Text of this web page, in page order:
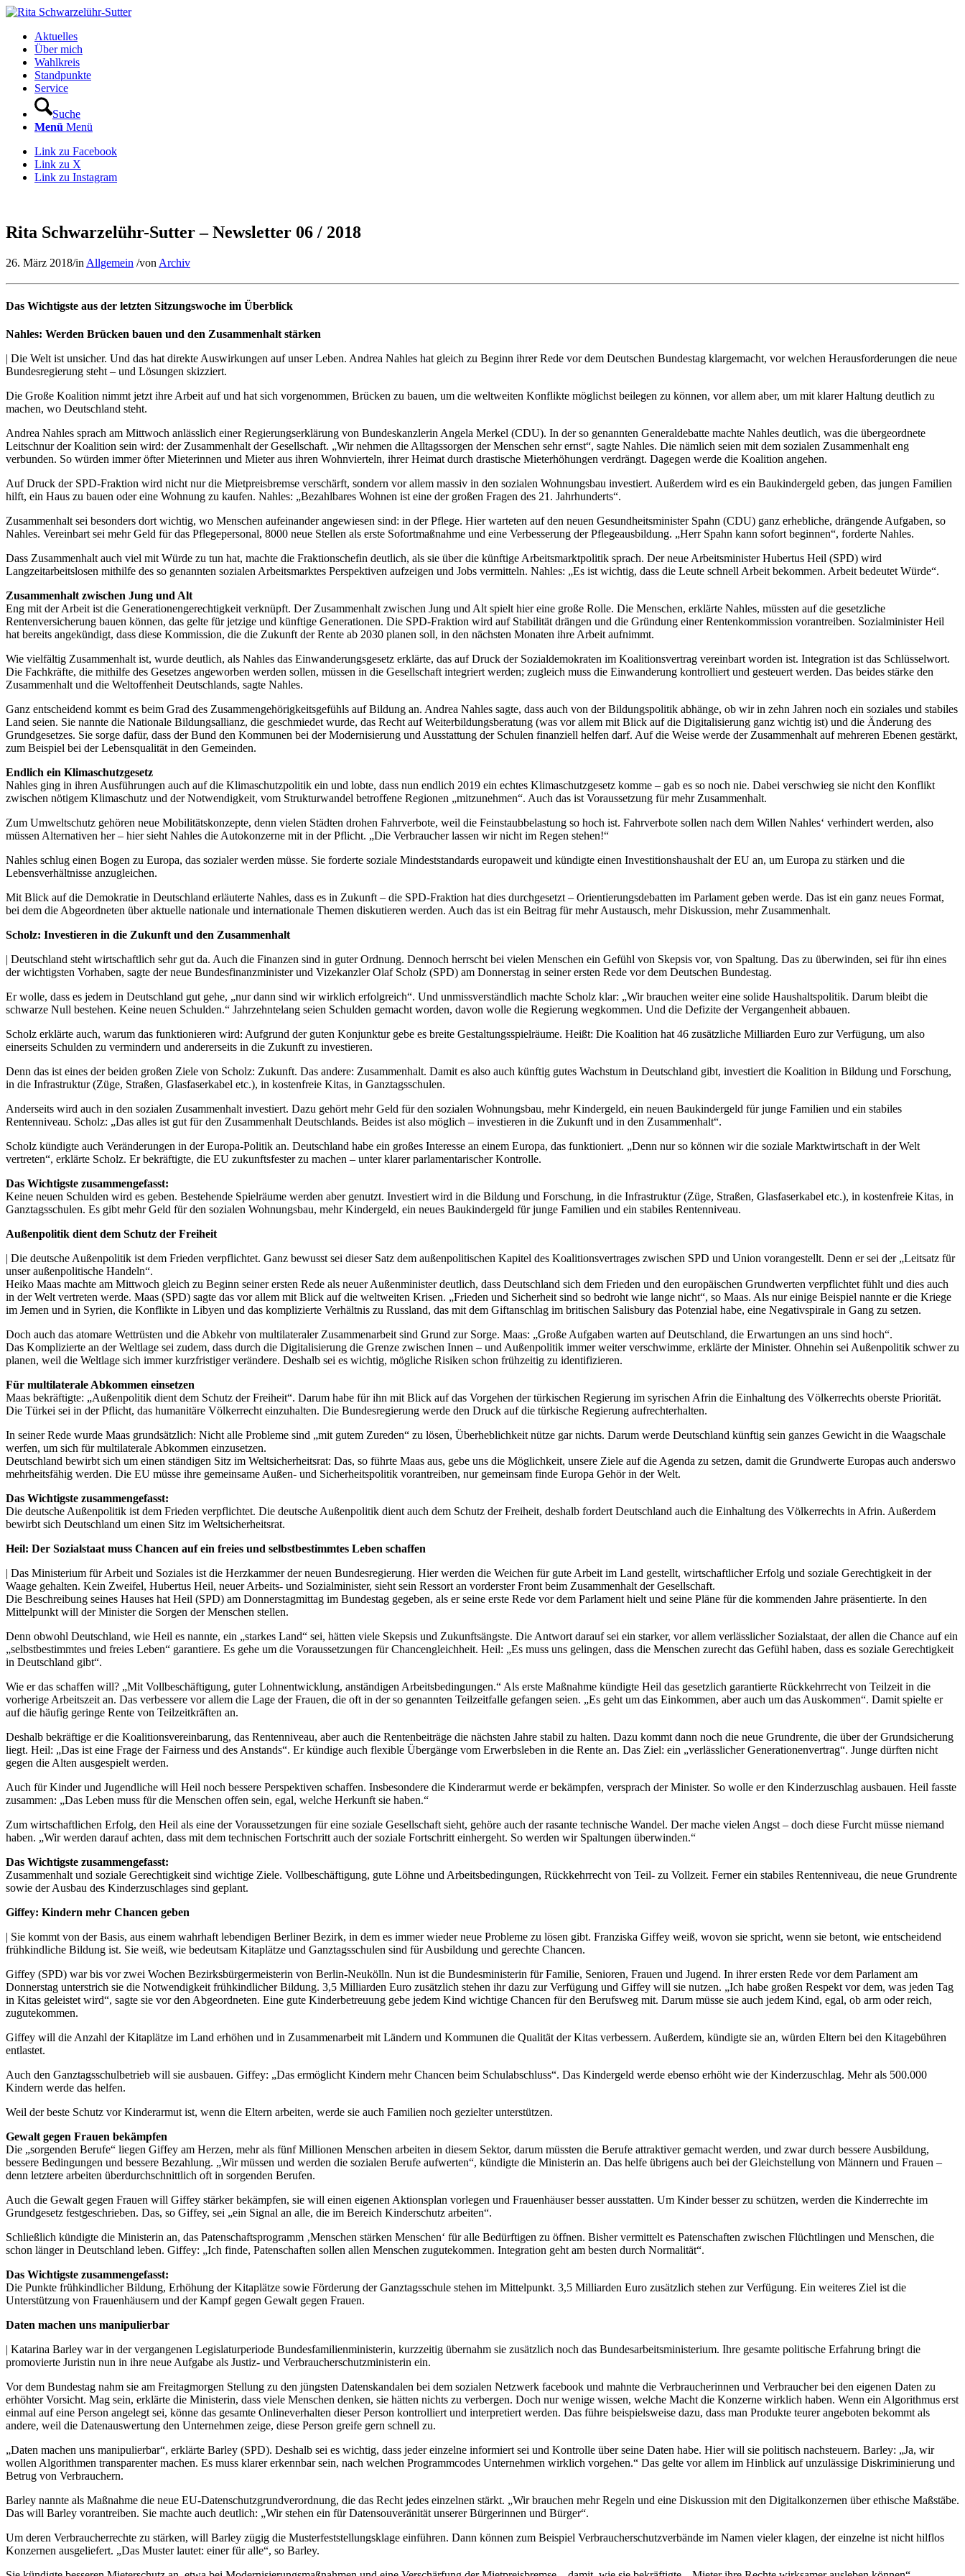
Aktuelles
Über mich
Wahlkreis
Standpunkte
Service
Suche
Menü Menü
Link zu Facebook
Link zu X
Link zu Instagram
Rita Schwarzelühr-Sutter – Newsletter 06 / 2018
26. März 2018/in Allgemein /von Archiv
Das Wichtigste aus der letzten Sitzungswoche im Überblick
Nahles: Werden Brücken bauen und den Zusammenhalt stärken
| Die Welt ist unsicher. Und das hat direkte Auswirkungen auf unser Leben. Andrea Nahles hat gleich zu Beginn ihrer Rede vor dem Deutschen Bundestag klargemacht, vor welchen Herausforderungen die neue
Bundesregierung steht – und Lösungen skizziert.
Die Große Koalition nimmt jetzt ihre Arbeit auf und hat sich vorgenommen, Brücken zu bauen, um die weltweiten Konflikte möglichst beilegen zu können, vor allem aber, um mit klarer Haltung deutlich zu
machen, wo Deutschland steht.
Andrea Nahles sprach am Mittwoch anlässlich einer Regierungserklärung von Bundeskanzlerin Angela Merkel (CDU). In der so genannten Generaldebatte machte Nahles deutlich, was die übergeordnete
Leitschnur der Koalition sein wird: der Zusammenhalt der Gesellschaft. „Wir nehmen die Alltagssorgen der Menschen sehr ernst“, sagte Nahles. Die nämlich seien mit dem sozialen Zusammenhalt eng
verbunden. So würden immer öfter Mieterinnen und Mieter aus ihren Wohnvierteln, ihrer Heimat durch drastische Mieterhöhungen verdrängt. Dagegen werde die Koalition angehen.
Auf Druck der SPD-Fraktion wird nicht nur die Mietpreisbremse verschärft, sondern vor allem massiv in den sozialen Wohnungsbau investiert. Außerdem wird es ein Baukindergeld geben, das jungen Familien
hilft, ein Haus zu bauen oder eine Wohnung zu kaufen. Nahles: „Bezahlbares Wohnen ist eine der großen Fragen des 21. Jahrhunderts“.
Zusammenhalt sei besonders dort wichtig, wo Menschen aufeinander angewiesen sind: in der Pflege. Hier warteten auf den neuen Gesundheitsminister Spahn (CDU) ganz erhebliche, drängende Aufgaben, so
Nahles. Vereinbart sei mehr Geld für das Pflegepersonal, 8000 neue Stellen als erste Sofortmaßnahme und eine Verbesserung der Pflegeausbildung. „Herr Spahn kann sofort beginnen“, forderte Nahles.
Dass Zusammenhalt auch viel mit Würde zu tun hat, machte die Fraktionschefin deutlich, als sie über die künftige Arbeitsmarktpolitik sprach. Der neue Arbeitsminister Hubertus Heil (SPD) wird
Langzeitarbeitslosen mithilfe des so genannten sozialen Arbeitsmarktes Perspektiven aufzeigen und Jobs vermitteln. Nahles: „Es ist wichtig, dass die Leute schnell Arbeit bekommen. Arbeit bedeutet Würde“.
Zusammenhalt zwischen Jung und Alt
Eng mit der Arbeit ist die Generationengerechtigkeit verknüpft. Der Zusammenhalt zwischen Jung und Alt spielt hier eine große Rolle. Die Menschen, erklärte Nahles, müssten auf die gesetzliche
Rentenversicherung bauen können, das gelte für jetzige und künftige Generationen. Die SPD-Fraktion wird auf Stabilität drängen und die Gründung einer Rentenkommission vorantreiben. Sozialminister Heil
hat bereits angekündigt, dass diese Kommission, die die Zukunft der Rente ab 2030 planen soll, in den nächsten Monaten ihre Arbeit aufnimmt.
Wie vielfältig Zusammenhalt ist, wurde deutlich, als Nahles das Einwanderungsgesetz erklärte, das auf Druck der Sozialdemokraten im Koalitionsvertrag vereinbart worden ist. Integration ist das Schlüsselwort.
Die Fachkräfte, die mithilfe des Gesetzes angeworben werden sollen, müssen in die Gesellschaft integriert werden; zugleich muss die Einwanderung kontrolliert und gesteuert werden. Das beides stärke den
Zusammenhalt und die Weltoffenheit Deutschlands, sagte Nahles.
Ganz entscheidend kommt es beim Grad des Zusammengehörigkeitsgefühls auf Bildung an. Andrea Nahles sagte, dass auch von der Bildungspolitik abhänge, ob wir in zehn Jahren noch ein soziales und stabiles
Land seien. Sie nannte die Nationale Bildungsallianz, die geschmiedet wurde, das Recht auf Weiterbildungsberatung (was vor allem mit Blick auf die Digitalisierung ganz wichtig ist) und die Änderung des
Grundgesetzes. Sie sorge dafür, dass der Bund den Kommunen bei der Modernisierung und Ausstattung der Schulen finanziell helfen darf. Auf die Weise werde der Zusammenhalt auf mehreren Ebenen gestärkt,
zum Beispiel bei der Lebensqualität in den Gemeinden.
Endlich ein Klimaschutzgesetz
Nahles ging in ihren Ausführungen auch auf die Klimaschutzpolitik ein und lobte, dass nun endlich 2019 ein echtes Klimaschutzgesetz komme – gab es so noch nie. Dabei verschwieg sie nicht den Konflikt
zwischen nötigem Klimaschutz und der Notwendigkeit, vom Strukturwandel betroffene Regionen „mitzunehmen“. Auch das ist Voraussetzung für mehr Zusammenhalt.
Zum Umweltschutz gehören neue Mobilitätskonzepte, denn vielen Städten drohen Fahrverbote, weil die Feinstaubbelastung so hoch ist. Fahrverbote sollen nach dem Willen Nahles‘ verhindert werden, also
müssen Alternativen her – hier sieht Nahles die Autokonzerne mit in der Pflicht. „Die Verbraucher lassen wir nicht im Regen stehen!“
Nahles schlug einen Bogen zu Europa, das sozialer werden müsse. Sie forderte soziale Mindeststandards europaweit und kündigte einen Investitionshaushalt der EU an, um Europa zu stärken und die
Lebensverhältnisse anzugleichen.
Mit Blick auf die Demokratie in Deutschland erläuterte Nahles, dass es in Zukunft – die SPD-Fraktion hat dies durchgesetzt – Orientierungsdebatten im Parlament geben werde. Das ist ein ganz neues Format,
bei dem die Abgeordneten über aktuelle nationale und internationale Themen diskutieren werden. Auch das ist ein Beitrag für mehr Austausch, mehr Diskussion, mehr Zusammenhalt.
Scholz: Investieren in die Zukunft und den Zusammenhalt
| Deutschland steht wirtschaftlich sehr gut da. Auch die Finanzen sind in guter Ordnung. Dennoch herrscht bei vielen Menschen ein Gefühl von Skepsis vor, von Spaltung. Das zu überwinden, sei für ihn eines
der wichtigsten Vorhaben, sagte der neue Bundesfinanzminister und Vizekanzler Olaf Scholz (SPD) am Donnerstag in seiner ersten Rede vor dem Deutschen Bundestag.
Er wolle, dass es jedem in Deutschland gut gehe, „nur dann sind wir wirklich erfolgreich“. Und unmissverständlich machte Scholz klar: „Wir brauchen weiter eine solide Haushaltspolitik. Darum bleibt die
schwarze Null bestehen. Keine neuen Schulden.“ Jahrzehntelang seien Schulden gemacht worden, davon wolle die Regierung wegkommen. Und die Defizite der Vergangenheit abbauen.
Scholz erklärte auch, warum das funktionieren wird: Aufgrund der guten Konjunktur gebe es breite Gestaltungsspielräume. Heißt: Die Koalition hat 46 zusätzliche Milliarden Euro zur Verfügung, um also
einerseits Schulden zu vermindern und andererseits in die Zukunft zu investieren.
Denn das ist eines der beiden großen Ziele von Scholz: Zukunft. Das andere: Zusammenhalt. Damit es also auch künftig gutes Wachstum in Deutschland gibt, investiert die Koalition in Bildung und Forschung,
in die Infrastruktur (Züge, Straßen, Glasfaserkabel etc.), in kostenfreie Kitas, in Ganztagsschulen.
Anderseits wird auch in den sozialen Zusammenhalt investiert. Dazu gehört mehr Geld für den sozialen Wohnungsbau, mehr Kindergeld, ein neuen Baukindergeld für junge Familien und ein stabiles
Rentenniveau. Scholz: „Das alles ist gut für den Zusammenhalt Deutschlands. Beides ist also möglich – investieren in die Zukunft und in den Zusammenhalt“.
Scholz kündigte auch Veränderungen in der Europa-Politik an. Deutschland habe ein großes Interesse an einem Europa, das funktioniert. „Denn nur so können wir die soziale Marktwirtschaft in der Welt
vertreten“, erklärte Scholz. Er bekräftigte, die EU zukunftsfester zu machen – unter klarer parlamentarischer Kontrolle.
Das Wichtigste zusammengefasst:
Keine neuen Schulden wird es geben. Bestehende Spielräume werden aber genutzt. Investiert wird in die Bildung und Forschung, in die Infrastruktur (Züge, Straßen, Glasfaserkabel etc.), in kostenfreie Kitas, in
Ganztagsschulen. Es gibt mehr Geld für den sozialen Wohnungsbau, mehr Kindergeld, ein neues Baukindergeld für junge Familien und ein stabiles Rentenniveau.
Außenpolitik dient dem Schutz der Freiheit
| Die deutsche Außenpolitik ist dem Frieden verpflichtet. Ganz bewusst sei dieser Satz dem außenpolitischen Kapitel des Koalitionsvertrages zwischen SPD und Union vorangestellt. Denn er sei der „Leitsatz für
unser außenpolitische Handeln“.
Heiko Maas machte am Mittwoch gleich zu Beginn seiner ersten Rede als neuer Außenminister deutlich, dass Deutschland sich dem Frieden und den europäischen Grundwerten verpflichtet fühlt und dies auch
in der Welt vertreten werde. Maas (SPD) sagte das vor allem mit Blick auf die weltweiten Krisen. „Frieden und Sicherheit sind so bedroht wie lange nicht“, so Maas. Als nur einige Beispiel nannte er die Kriege
im Jemen und in Syrien, die Konflikte in Libyen und das komplizierte Verhältnis zu Russland, das mit dem Giftanschlag im britischen Salisbury das Potenzial habe, eine Negativspirale in Gang zu setzen.
Doch auch das atomare Wettrüsten und die Abkehr von multilateraler Zusammenarbeit sind Grund zur Sorge. Maas: „Große Aufgaben warten auf Deutschland, die Erwartungen an uns sind hoch“.
Das Komplizierte an der Weltlage sei zudem, dass durch die Digitalisierung die Grenze zwischen Innen – und Außenpolitik immer weiter verschwimme, erklärte der Minister. Ohnehin sei Außenpolitik schwer zu
planen, weil die Weltlage sich immer kurzfristiger verändere. Deshalb sei es wichtig, mögliche Risiken schon frühzeitig zu identifizieren.
Für multilaterale Abkommen einsetzen
Maas bekräftigte: „Außenpolitik dient dem Schutz der Freiheit“. Darum habe für ihn mit Blick auf das Vorgehen der türkischen Regierung im syrischen Afrin die Einhaltung des Völkerrechts oberste Priorität.
Die Türkei sei in der Pflicht, das humanitäre Völkerrecht einzuhalten. Die Bundesregierung werde den Druck auf die türkische Regierung aufrechterhalten.
In seiner Rede wurde Maas grundsätzlich: Nicht alle Probleme sind „mit gutem Zureden“ zu lösen, Überheblichkeit nütze gar nichts. Darum werde Deutschland künftig sein ganzes Gewicht in die Waagschale
werfen, um sich für multilaterale Abkommen einzusetzen.
Deutschland bewirbt sich um einen ständigen Sitz im Weltsicherheitsrat: Das, so führte Maas aus, gebe uns die Möglichkeit, unsere Ziele auf die Agenda zu setzen, damit die Grundwerte Europas auch anderswo
mehrheitsfähig werden. Die EU müsse ihre gemeinsame Außen- und Sicherheitspolitik vorantreiben, nur gemeinsam finde Europa Gehör in der Welt.
Das Wichtigste zusammengefasst:
Die deutsche Außenpolitik ist dem Frieden verpflichtet. Die deutsche Außenpolitik dient auch dem Schutz der Freiheit, deshalb fordert Deutschland auch die Einhaltung des Völkerrechts in Afrin. Außerdem
bewirbt sich Deutschland um einen Sitz im Weltsicherheitsrat.
Heil: Der Sozialstaat muss Chancen auf ein freies und selbstbestimmtes Leben schaffen
| Das Ministerium für Arbeit und Soziales ist die Herzkammer der neuen Bundesregierung. Hier werden die Weichen für gute Arbeit im Land gestellt, wirtschaftlicher Erfolg und soziale Gerechtigkeit in der
Waage gehalten. Kein Zweifel, Hubertus Heil, neuer Arbeits- und Sozialminister, sieht sein Ressort an vorderster Front beim Zusammenhalt der Gesellschaft.
Die Beschreibung seines Hauses hat Heil (SPD) am Donnerstagmittag im Bundestag gegeben, als er seine erste Rede vor dem Parlament hielt und seine Pläne für die kommenden Jahre präsentierte. In den
Mittelpunkt will der Minister die Sorgen der Menschen stellen.
Denn obwohl Deutschland, wie Heil es nannte, ein „starkes Land“ sei, hätten viele Skepsis und Zukunftsängste. Die Antwort darauf sei ein starker, vor allem verlässlicher Sozialstaat, der allen die Chance auf ein
„selbstbestimmtes und freies Leben“ garantiere. Es gehe um die Voraussetzungen für Chancengleichheit. Heil: „Es muss uns gelingen, dass die Menschen zurecht das Gefühl haben, dass es soziale Gerechtigkeit
in Deutschland gibt“.
Wie er das schaffen will? „Mit Vollbeschäftigung, guter Lohnentwicklung, anständigen Arbeitsbedingungen.“ Als erste Maßnahme kündigte Heil das gesetzlich garantierte Rückkehrrecht von Teilzeit in die
vorherige Arbeitszeit an. Das verbessere vor allem die Lage der Frauen, die oft in der so genannten Teilzeitfalle gefangen seien. „Es geht um das Einkommen, aber auch um das Auskommen“. Damit spielte er
auf die häufig geringe Rente von Teilzeitkräften an.
Deshalb bekräftige er die Koalitionsvereinbarung, das Rentenniveau, aber auch die Rentenbeiträge die nächsten Jahre stabil zu halten. Dazu kommt dann noch die neue Grundrente, die über der Grundsicherung
liegt. Heil: „Das ist eine Frage der Fairness und des Anstands“. Er kündige auch flexible Übergänge vom Erwerbsleben in die Rente an. Das Ziel: ein „verlässlicher Generationenvertrag“. Junge dürften nicht
gegen die Alten ausgespielt werden.
Auch für Kinder und Jugendliche will Heil noch bessere Perspektiven schaffen. Insbesondere die Kinderarmut werde er bekämpfen, versprach der Minister. So wolle er den Kinderzuschlag ausbauen. Heil fasste
zusammen: „Das Leben muss für die Menschen offen sein, egal, welche Herkunft sie haben.“
Zum wirtschaftlichen Erfolg, den Heil als eine der Voraussetzungen für eine soziale Gesellschaft sieht, gehöre auch der rasante technische Wandel. Der mache vielen Angst – doch diese Furcht müsse niemand
haben. „Wir werden darauf achten, dass mit dem technischen Fortschritt auch der soziale Fortschritt einhergeht. So werden wir Spaltungen überwinden.“
Das Wichtigste zusammengefasst:
Zusammenhalt und soziale Gerechtigkeit sind wichtige Ziele. Vollbeschäftigung, gute Löhne und Arbeitsbedingungen, Rückkehrrecht von Teil- zu Vollzeit. Ferner ein stabiles Rentenniveau, die neue Grundrente
sowie der Ausbau des Kinderzuschlages sind geplant.
Giffey: Kindern mehr Chancen geben
| Sie kommt von der Basis, aus einem wahrhaft lebendigen Berliner Bezirk, in dem es immer wieder neue Probleme zu lösen gibt. Franziska Giffey weiß, wovon sie spricht, wenn sie betont, wie entscheidend
frühkindliche Bildung ist. Sie weiß, wie bedeutsam Kitaplätze und Ganztagsschulen sind für Ausbildung und gerechte Chancen.
Giffey (SPD) war bis vor zwei Wochen Bezirksbürgermeisterin von Berlin-Neukölln. Nun ist die Bundesministerin für Familie, Senioren, Frauen und Jugend. In ihrer ersten Rede vor dem Parlament am
Donnerstag unterstrich sie die Notwendigkeit frühkindlicher Bildung. 3,5 Milliarden Euro zusätzlich stehen ihr dazu zur Verfügung und Giffey will sie nutzen. „Ich habe großen Respekt vor dem, was jeden Tag
in Kitas geleistet wird“, sagte sie vor den Abgeordneten. Eine gute Kinderbetreuung gebe jedem Kind wichtige Chancen für den Berufsweg mit. Darum müsse sie auch jedem Kind, egal, ob arm oder reich,
zugutekommen.
Giffey will die Anzahl der Kitaplätze im Land erhöhen und in Zusammenarbeit mit Ländern und Kommunen die Qualität der Kitas verbessern. Außerdem, kündigte sie an, würden Eltern bei den Kitagebühren
entlastet.
Auch den Ganztagsschulbetrieb will sie ausbauen. Giffey: „Das ermöglicht Kindern mehr Chancen beim Schulabschluss“. Das Kindergeld werde ebenso erhöht wie der Kinderzuschlag. Mehr als 500.000
Kindern werde das helfen.
Weil der beste Schutz vor Kinderarmut ist, wenn die Eltern arbeiten, werde sie auch Familien noch gezielter unterstützen.
Gewalt gegen Frauen bekämpfen
Die „sorgenden Berufe“ liegen Giffey am Herzen, mehr als fünf Millionen Menschen arbeiten in diesem Sektor, darum müssten die Berufe attraktiver gemacht werden, und zwar durch bessere Ausbildung,
bessere Bedingungen und bessere Bezahlung. „Wir müssen und werden die sozialen Berufe aufwerten“, kündigte die Ministerin an. Das helfe übrigens auch bei der Gleichstellung von Männern und Frauen –
denn letztere arbeiten überdurchschnittlich oft in sorgenden Berufen.
Auch die Gewalt gegen Frauen will Giffey stärker bekämpfen, sie will einen eigenen Aktionsplan vorlegen und Frauenhäuser besser ausstatten. Um Kinder besser zu schützen, werden die Kinderrechte im
Grundgesetz festgeschrieben. Das, so Giffey, sei „ein Signal an alle, die im Bereich Kinderschutz arbeiten“.
Schließlich kündigte die Ministerin an, das Patenschaftsprogramm ‚Menschen stärken Menschen‘ für alle Bedürftigen zu öffnen. Bisher vermittelt es Patenschaften zwischen Flüchtlingen und Menschen, die
schon länger in Deutschland leben. Giffey: „Ich finde, Patenschaften sollen allen Menschen zugutekommen. Integration geht am besten durch Normalität“.
Das Wichtigste zusammengefasst:
Die Punkte frühkindlicher Bildung, Erhöhung der Kitaplätze sowie Förderung der Ganztagsschule stehen im Mittelpunkt. 3,5 Milliarden Euro zusätzlich stehen zur Verfügung. Ein weiteres Ziel ist die
Unterstützung von Frauenhäusern und der Kampf gegen Gewalt gegen Frauen.
Daten machen uns manipulierbar
| Katarina Barley war in der vergangenen Legislaturperiode Bundesfamilienministerin, kurzzeitig übernahm sie zusätzlich noch das Bundesarbeitsministerium. Ihre gesamte politische Erfahrung bringt die
promovierte Juristin nun in ihre neue Aufgabe als Justiz- und Verbraucherschutzministerin ein.
Vor dem Bundestag nahm sie am Freitagmorgen Stellung zu den jüngsten Datenskandalen bei dem sozialen Netzwerk facebook und mahnte die Verbraucherinnen und Verbraucher bei den eigenen Daten zu
erhöhter Vorsicht. Mag sein, erklärte die Ministerin, dass viele Menschen denken, sie hätten nichts zu verbergen. Doch nur wenige wissen, welche Macht die Konzerne wirklich haben. Wenn ein Algorithmus erst
einmal auf eine Person angelegt sei, könne das gesamte Onlineverhalten dieser Person kontrolliert und interpretiert werden. Das führe beispielsweise dazu, dass man Produkte teurer angeboten bekommt als
andere, weil die Datenauswertung den Unternehmen zeige, diese Person greife gern schnell zu.
„Daten machen uns manipulierbar“, erklärte Barley (SPD). Deshalb sei es wichtig, dass jeder einzelne informiert sei und Kontrolle über seine Daten habe. Hier will sie politisch nachsteuern. Barley: „Ja, wir
wollen Algorithmen transparenter machen. Es muss klarer erkennbar sein, nach welchen Programmcodes Unternehmen wirklich vorgehen.“ Das gelte vor allem im Hinblick auf unzulässige Diskriminierung und
Betrug von Verbrauchern.
Barley nannte als Maßnahme die neue EU-Datenschutzgrundverordnung, die das Recht jedes einzelnen stärkt. „Wir brauchen mehr Regeln und eine Diskussion mit den Digitalkonzernen über ethische Maßstäbe.
Das will Barley vorantreiben. Sie machte auch deutlich: „Wir stehen ein für Datensouveränität unserer Bürgerinnen und Bürger“.
Um deren Verbraucherrechte zu stärken, will Barley zügig die Musterfeststellungsklage einführen. Dann können zum Beispiel Verbraucherschutzverbände im Namen vieler klagen, der einzelne ist nicht hilflos
Konzernen ausgeliefert. „Das Muster lautet: einer für alle“, so Barley.